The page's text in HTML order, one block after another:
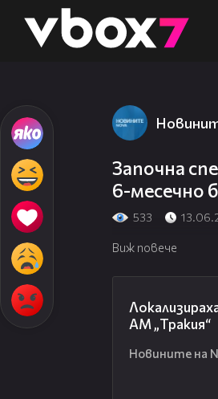
👾
Започна
6-месечно
533
Виж повече
АМ „Тракия“
Новините на